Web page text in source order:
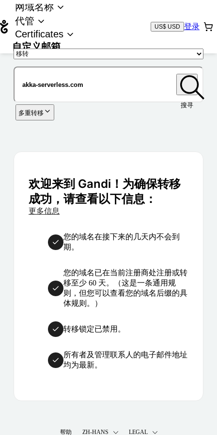
网域名称
代管
Certificates
自定义邮箱
US$ USD 登录
搜寻
多重转移
欢迎来到 Gandi！为确保转移
成功，请查看以下信息：
更多信息
您的域名在接下来的几天内不会到
期。
您的域名已在当前注册商处注册或转
移至少 60 天。（这是一条通用规
则，但您可以查看您的域名后缀的具
体规则。）
转移锁定已禁用。
所有者及管理联系人的电子邮件地址
均为最新。
帮助 ZH-HANS LEGAL